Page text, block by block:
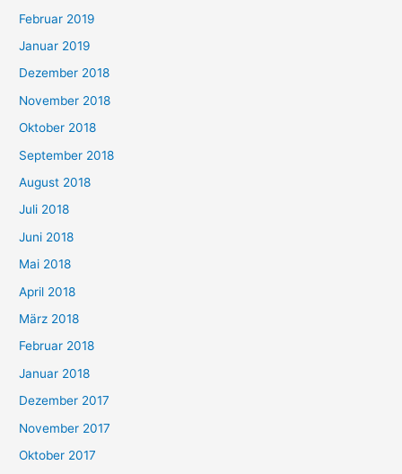
Februar 2019
Januar 2019
Dezember 2018
November 2018
Oktober 2018
September 2018
August 2018
Juli 2018
Juni 2018
Mai 2018
April 2018
März 2018
Februar 2018
Januar 2018
Dezember 2017
November 2017
Oktober 2017